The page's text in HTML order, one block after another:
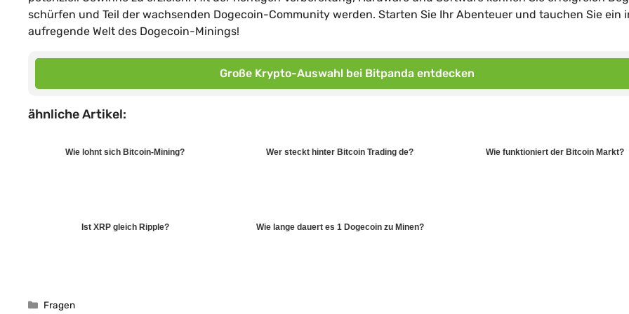
schürfen und Teil der wachsenden Dogecoin-Community werden. Starten Sie Ihr Abenteuer und tauchen Sie ein
aufregende Welt des Dogecoin-Minings!
Große Krypto-Auswahl bei Bitpanda entdecken
ähnliche Artikel:
Wie lohnt sich Bitcoin-Mining? Wer steckt hinter Bitcoin Trading de? Wie funktioniert der Bitcoin Markt?
Ist XRP gleich Ripple? Wie lange dauert es 1 Dogecoin zu Minen?
Kategorien
Fragen